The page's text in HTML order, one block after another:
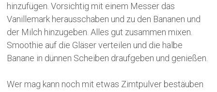
hinzufügen. Vorsichtig mit einem Messer das
Vanillemark herausschaben und zu den Bananen und
der Milch hinzugeben. Alles gut zusammen mixen.
Smoothie auf die Gläser verteilen und die halbe
Banane in dünnen Scheiben draufgeben und genießen.
Wer mag kann noch mit etwas Zimtpulver bestäuben